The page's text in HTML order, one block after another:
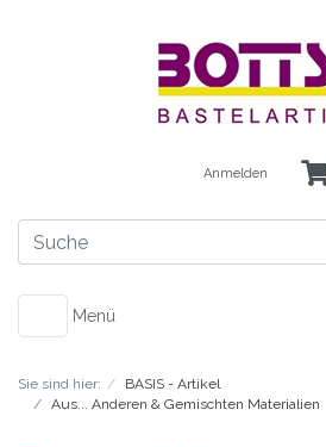
Anmelden
Menü
Sie sind hier:
BASIS - Artikel
Aus... Anderen & Gemischten Materialien